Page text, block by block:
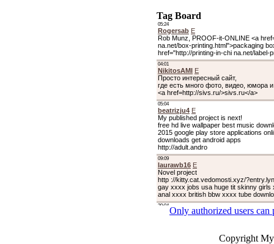
Tag Board
Only authorized users can
Copyright